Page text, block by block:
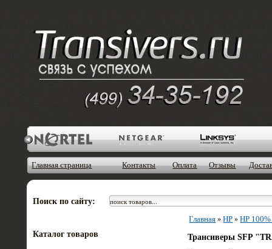
Главная страница Контакты Оплата Отзывы
Поиск по сайту:
Каталог товаров
Главная »HP »HP 100%
Трансиверы SFP